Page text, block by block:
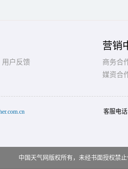
用户反馈
营销
商务合
媒资合
客服电
中国天气网版权所有，未经书面授权